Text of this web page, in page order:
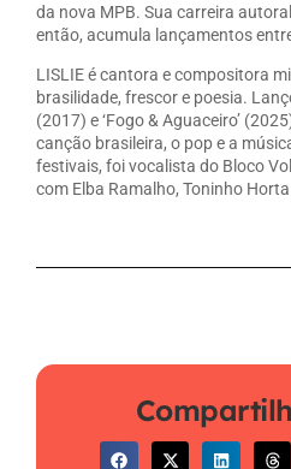
da nova MPB. Sua carreira
então, acumula lançamentos
LISLIE é cantora e compositora
brasilidade, frescor e poesia.
(2017) e ‘Fogo & Aguaceiro’
canção brasileira, o pop e a
festivais, foi vocalista do Bloco
com Elba Ramalho, Toninho